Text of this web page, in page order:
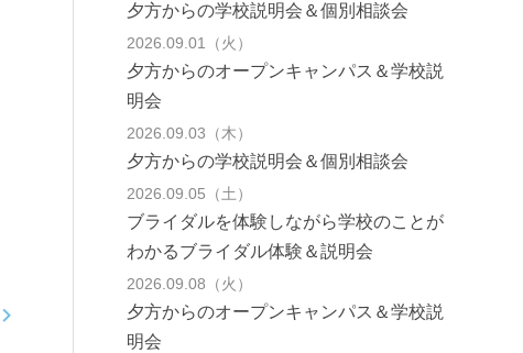
夕方からの学校説明会＆個別相談会
2026.09.01（火）
夕方からのオープンキャンパス＆学校説
明会
2026.09.03（木）
夕方からの学校説明会＆個別相談会
2026.09.05（土）
ブライダルを体験しながら学校のことが
わかるブライダル体験＆説明会
2026.09.08（火）
夕方からのオープンキャンパス＆学校説
明会